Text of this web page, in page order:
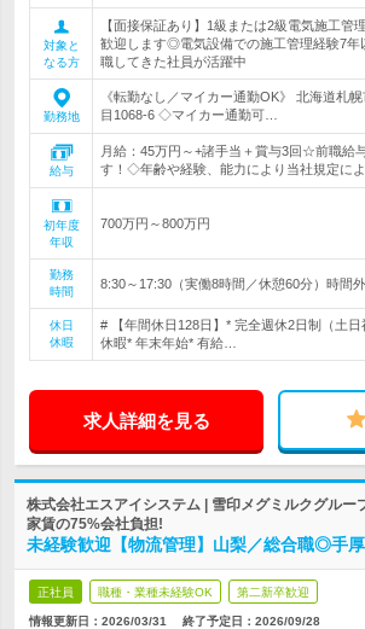
対象と
なる方
【面接保証あり】1級または2級電気施工管
歓迎します◎電気設備での施工管理経験7
職してきた社員が活躍中
勤務地
《転勤なし／マイカー通勤OK》 北海道札
目1068-6 ◇マイカー通勤可…
給与
月給：45万円～+諸手当＋賞与3回☆前職給
す！◇年齢や経験、能力により当社規定に
初年度
年収
700万円～800万円
勤務
時間
8:30～17:30（実働8時間／休憩60分）時間
休日
休暇
# 【年間休日128日】* 完全週休2日制（土
休暇* 年末年始* 有給…
求人詳細を見る
株式会社エスアイシステム | 雪印メグミルクグル
家賃の75%会社負担!
未経験歓迎【物流管理】山梨／総合職◎手厚
正社員 職種・業種未経験OK 第二新卒歓迎
情報更新日：2026/03/31 終了予定日： 2026/09/28